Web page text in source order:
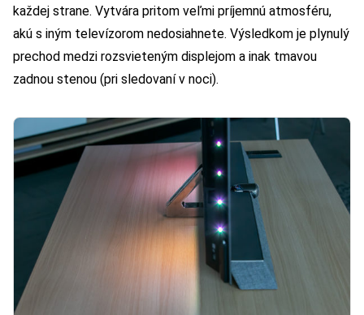
každej strane. Vytvára pritom veľmi príjemnú atmosféru,
akú s iným televízorom nedosiahnete. Výsledkom je plynulý
prechod medzi rozsvieteným displejom a inak tmavou
zadnou stenou (pri sledovaní v noci).